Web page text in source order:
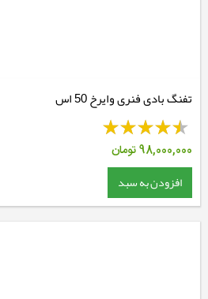
تفنگ بادی فنری وایرخ 50 اس
98,000,000تومان
افزودن به سبد